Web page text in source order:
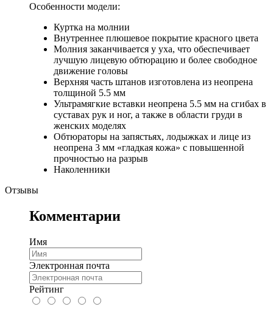
Особенности модели:
Куртка на молнии
Внутреннее плюшевое покрытие красного цвета
Молния заканчивается у уха, что обеспечивает
лучшую лицевую обтюрацию и более свободное
движение головы
Верхняя часть штанов изготовлена из неопрена
толщиной 5.5 мм
Ультрамягкие вставки неопрена 5.5 мм на сгибах в
суставах рук и ног, а также в области груди в
женских моделях
Обтюраторы на запястьях, лодыжках и лице из
неопрена 3 мм «гладкая кожа» с повышенной
прочностью на разрыв
Наколенники
Отзывы
Комментарии
Имя
Электронная почта
Рейтинг